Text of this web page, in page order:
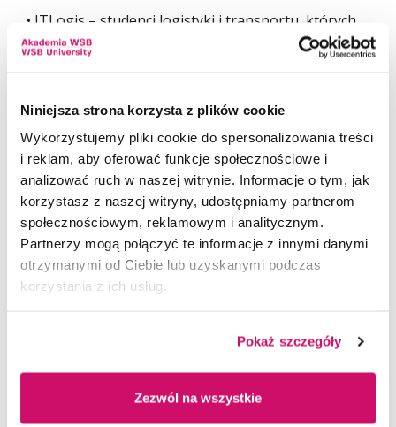
Niniejsza strona korzysta z plików cookie
Wykorzystujemy pliki cookie do spersonalizowania treści
i reklam, aby oferować funkcje społecznościowe i
analizować ruch w naszej witrynie. Informacje o tym, jak
korzystasz z naszej witryny, udostępniamy partnerom
społecznościowym, reklamowym i analitycznym.
Partnerzy mogą połączyć te informacje z innymi danymi
otrzymanymi od Ciebie lub uzyskanymi podczas
korzystania z ich usług.
Pokaż szczegóły
Zezwól na wszystkie
• ITLogis – studenci logistyki i transportu, których
opiekunem jest dr inż. Paweł Sobczak,
• Fizjoterapii – studenci kierunków medycznych, pod
Projekt Koła ITLogis przewiduje przeprowadzenie
na terenie Górnośląsko – Zagłębiowskiej
Metropolii badań dostępności oraz barier
występujących w komunikacji publicznej. Główna oś
badań zostanie skierowana na uzyskanie informacji
o rodzaju oraz ważności poszczególnych barier
(technicznych, psychologicznych, fizjologicznych),
które utrudniają lub uniemożliwiają efektywne
wykorzystywanie komunikacji publicznej przez
Projekt Koła Fizjoterapii realizowany będzie we
współpracy z Fundacją In Corpore, która zajmuje